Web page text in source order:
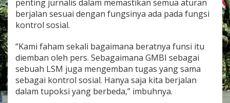
a
S
I
j
i
n
H
penting jurnalis dalam memastikan semua aturan
berjalan sesuai dengan fungsinya ada pada fungsi
kontrol sosial.
“Kami faham sekali bagaimana beratnya funsi itu
diemban oleh pers. Sebagaimana GMBI sebagai
sebuah LSM juga mengemban tugas yang sama
sebagai kontrol sosial. Hanya saja kita berjalan
dalam tupoksi yang berbeda,” imbuhnya.